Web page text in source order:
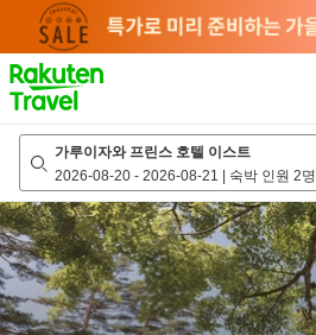
page
가루이자와 프린스 호텔 이스트
2026-08-20 - 2026-08-21 | 숙박 인원 2명